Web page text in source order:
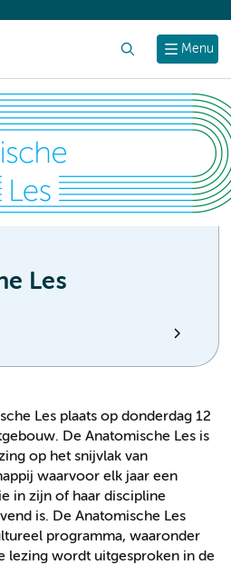
Menu
Les
Les plaats op donderdag 12
De Anatomische Les is
op het snijvlak van
waarvoor elk jaar een
in zijn of haar discipline
is. De Anatomische Les
programma, waaronder
lezing wordt uitgesproken in de